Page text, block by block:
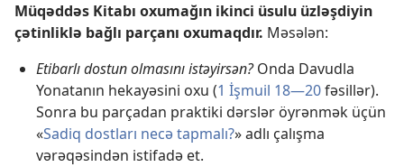
Müqəddəs Kitabı oxumağın ikinci üsulu üzləşdiyin
çətinliklə bağlı parçanı oxumaqdır. Məsələn:
Etibarlı dostun olmasını istəyirsən?Onda Davudla
Yonatanın hekayəsini oxu (1 İşmuil 18—20fəsillər).
Sonra bu parçadan praktiki dərslər öyrənmək üçün
«Sadiq dostları necə tapmalı?» adlı çalışma
vərəqəsindən istifadə et.